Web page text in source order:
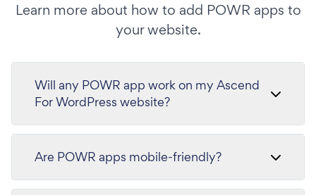
Learn more about how to add POWR apps to
your website.
Will any POWR app work on my Ascend
For WordPress website?
Are POWR apps mobile-friendly?